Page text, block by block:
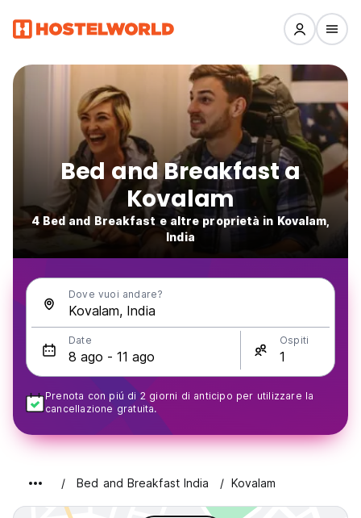
Bed and Breakfast a
Kovalam
4 Bed and Breakfast e altre proprietà in Kovalam,
India
Dove vuoi andare?
Date Ospiti
Prenota con piú di 2 giorni di anticipo per utilizzare la
cancellazione gratuita.
Bed and Breakfast India Kovalam